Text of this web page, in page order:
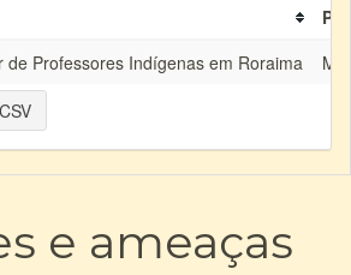
de Professores Indígenas em Roraima
e ameaças